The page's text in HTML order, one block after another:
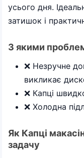
усього дня.
затишок і
З якими
❌ Незручне
викликає
❌ Капці
❌ Холодна
Як Капці
задачу